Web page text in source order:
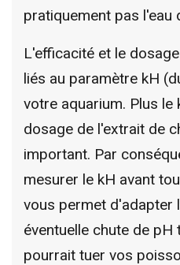
pratiquement pas l'eau
L'efficacité et le
liés au paramètre kH
votre aquarium. Plus le
dosage de l'extrait de
important. Par
mesurer le kH avant
vous permet d'adapter
éventuelle chute de pH
pourrait tuer vos